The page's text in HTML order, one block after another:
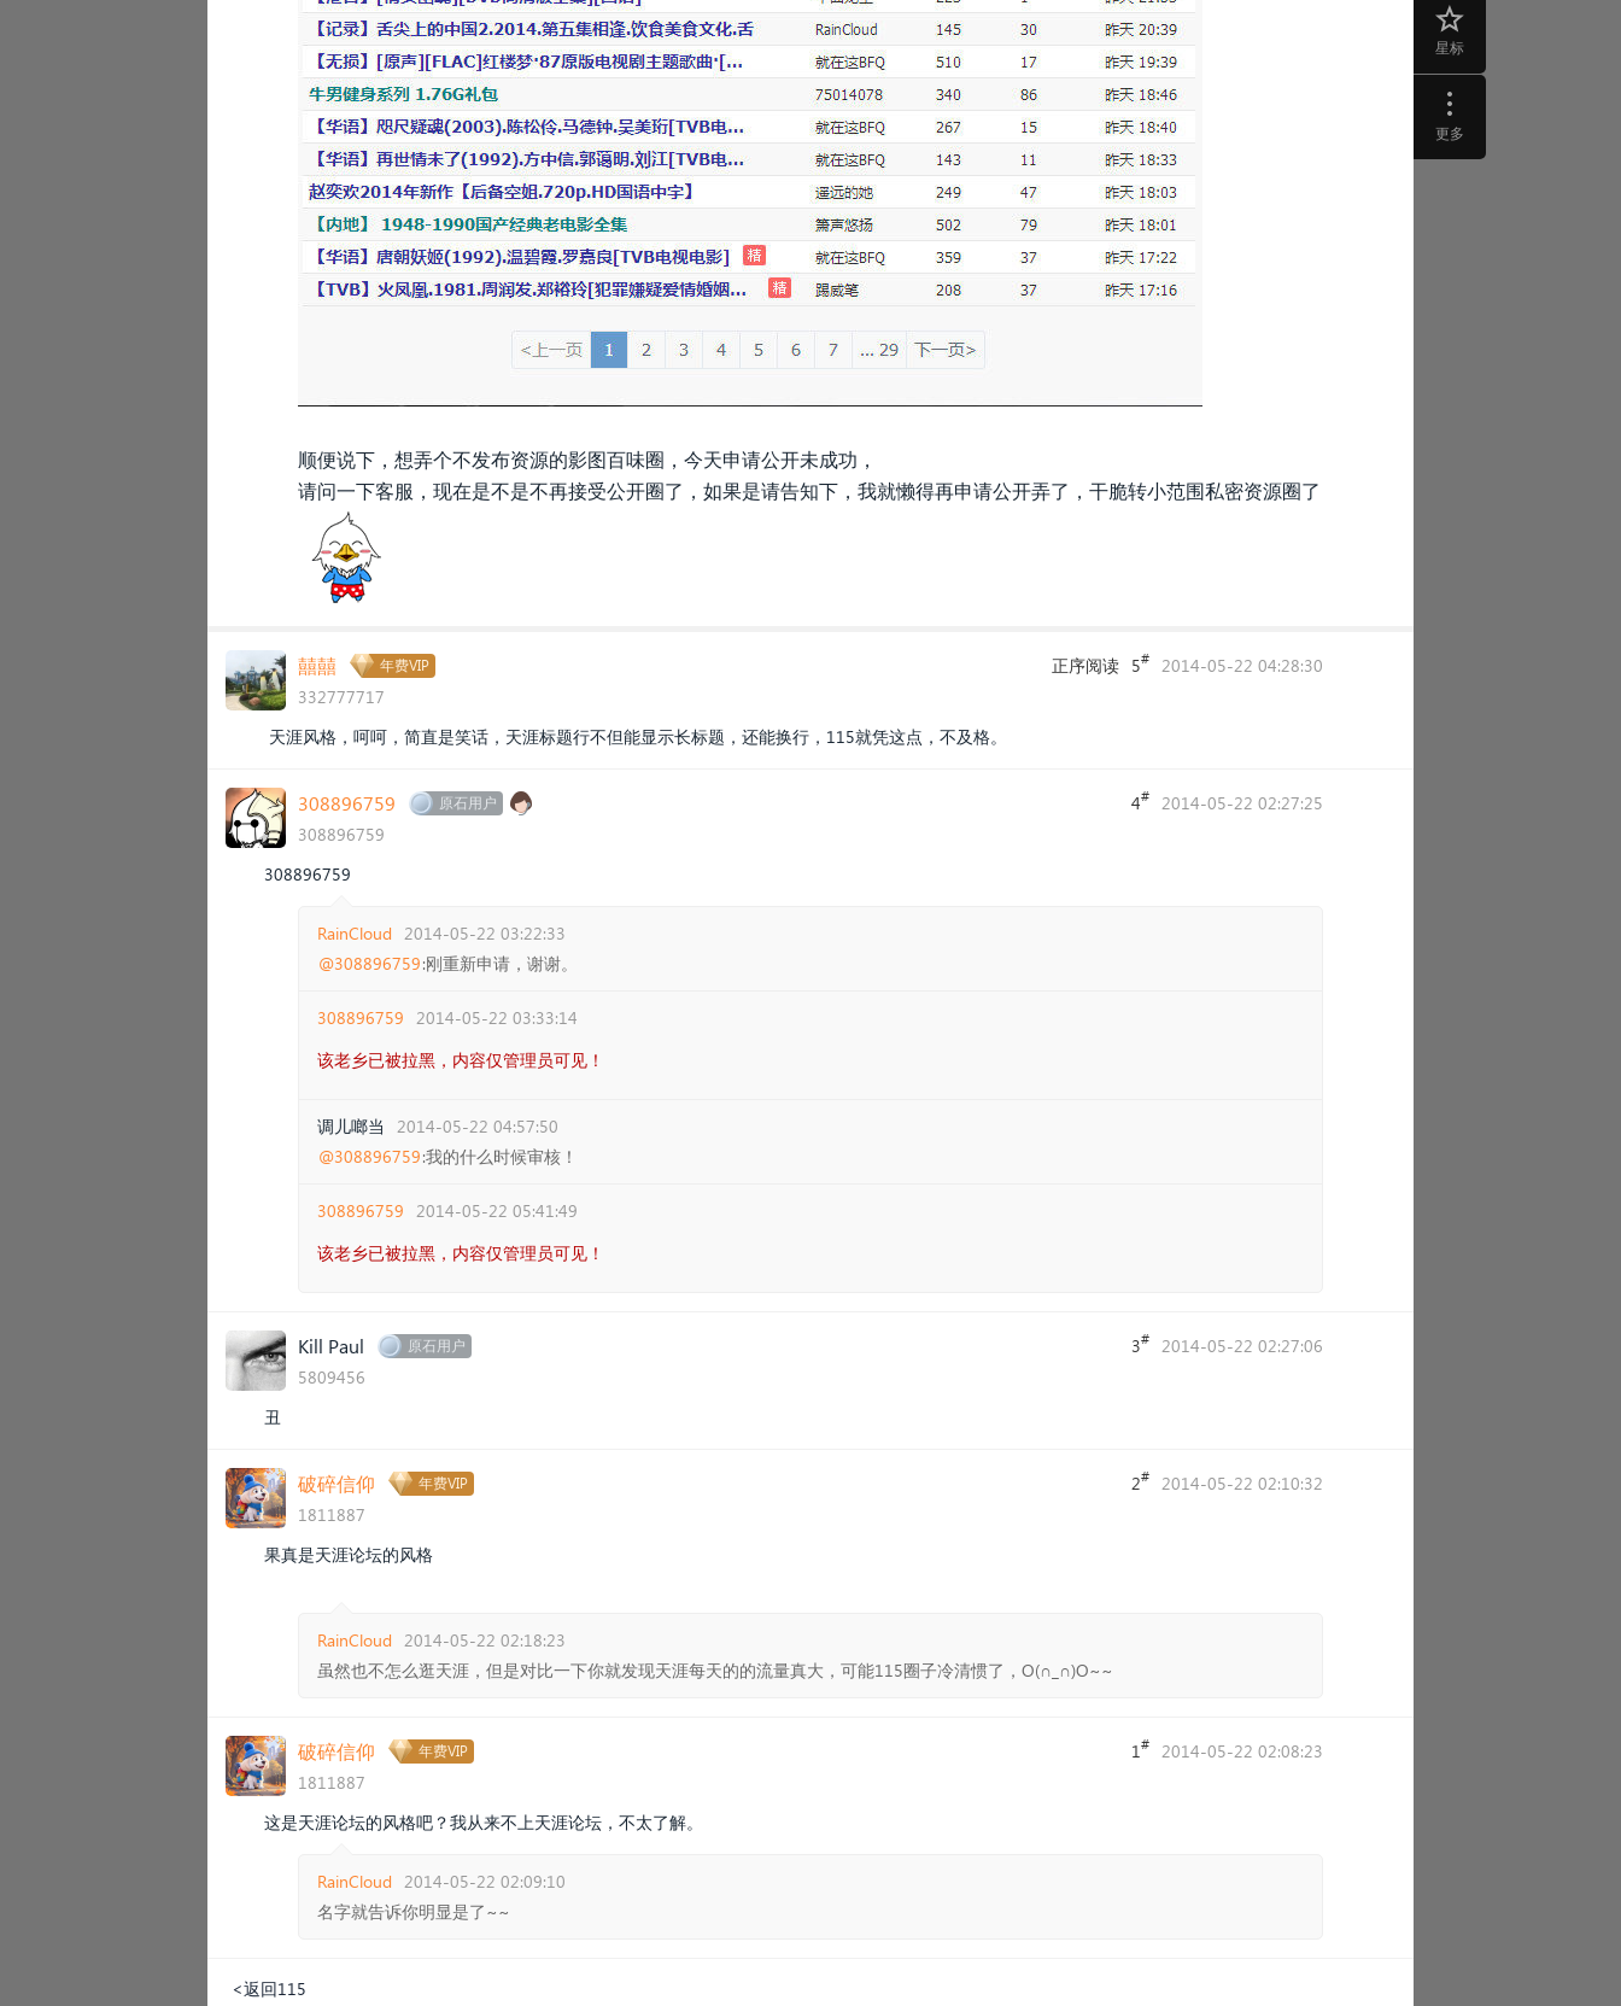
星标
更多
顺便说下，想弄个不发布资源的影图百味圈，今天申请公开未成功，
请问一下客服，现在是不是不再接受公开圈了，如果是请告知下，我就懒得再申请公开弄了，干脆转小范围私密资源圈了
囍囍 年费VIP
332777717
正序阅读 5# 2014-05-22 04:28:30
天涯风格，呵呵，简直是笑话，天涯标题行不但能显示长标题，还能换行，115就凭这点，不及格。
308896759 原石用户
308896759
4# 2014-05-22 02:27:25
308896759
RainCloud 2014-05-22 03:22:33
@308896759:刚重新申请，谢谢。
308896759 2014-05-22 03:33:14
该老乡已被拉黑，内容仅管理员可见！
调儿啷当
2014-05-22 04:57:50
@308896759:我的什么时候审核！
308896759 2014-05-22 05:41:49
该老乡已被拉黑，内容仅管理员可见！
Kill Paul 原石用户
5809456
3# 2014-05-22 02:27:06
丑
破碎信仰 年费VIP
1811887
2# 2014-05-22 02:10:32
果真是天涯论坛的风格
RainCloud 2014-05-22 02:18:23
虽然也不怎么逛天涯，但是对比一下你就发现天涯每天的的流量真大，可能115圈子冷清惯了，O(∩_∩)O~~
破碎信仰 年费VIP
1811887
1# 2014-05-22 02:08:23
这是天涯论坛的风格吧？我从来不上天涯论坛，不太了解。
RainCloud 2014-05-22 02:09:10
名字就告诉你明显是了~~
<返回115